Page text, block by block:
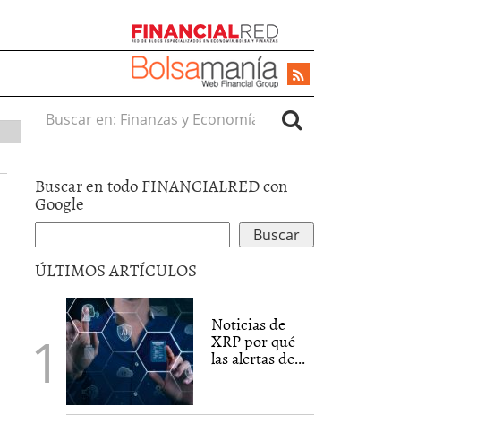
Buscar en:
Buscar en todo FINANCIALRED con
Google
ÚLTIMOS ARTÍCULOS
Noticias de
XRP por qué
las alertas de...